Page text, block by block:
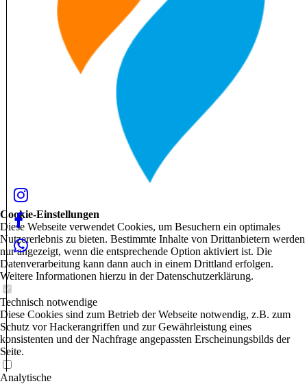
Cookie-Einstellungen
Diese Webseite verwendet Cookies, um Besuchern ein optimales
Nutzererlebnis zu bieten. Bestimmte Inhalte von Drittanbietern werden
nur angezeigt, wenn die entsprechende Option aktiviert ist. Die
Datenverarbeitung kann dann auch in einem Drittland erfolgen.
Weitere Informationen hierzu in der Datenschutzerklärung.
Technisch notwendige
Diese Cookies sind zum Betrieb der Webseite notwendig, z.B. zum
Schutz vor Hackerangriffen und zur Gewährleistung eines
konsistenten und der Nachfrage angepassten Erscheinungsbilds der
Seite.
Analytische